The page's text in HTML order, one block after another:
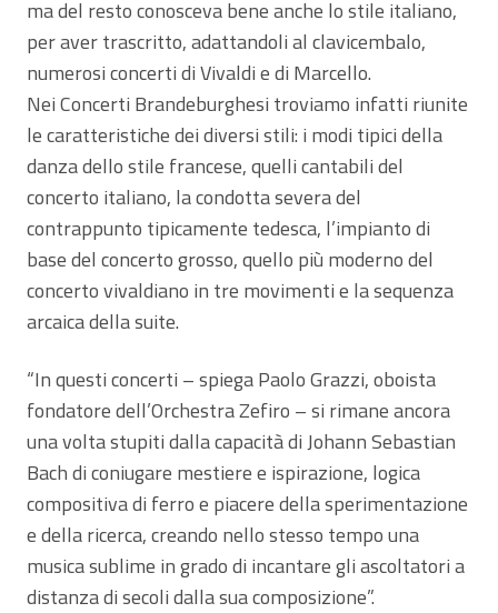
ma del resto conosceva bene anche lo stile italiano,
per aver trascritto, adattandoli al clavicembalo,
numerosi concerti di Vivaldi e di Marcello.
Nei Concerti Brandeburghesi troviamo infatti riunite
le caratteristiche dei diversi stili: i modi tipici della
danza dello stile francese, quelli cantabili del
concerto italiano, la condotta severa del
contrappunto tipicamente tedesca, l’impianto di
base del concerto grosso, quello più moderno del
concerto vivaldiano in tre movimenti e la sequenza
arcaica della suite.
“In questi concerti – spiega Paolo Grazzi, oboista
fondatore dell’Orchestra Zefiro – si rimane ancora
una volta stupiti dalla capacità di Johann Sebastian
Bach di coniugare mestiere e ispirazione, logica
compositiva di ferro e piacere della sperimentazione
e della ricerca, creando nello stesso tempo una
musica sublime in grado di incantare gli ascoltatori a
distanza di secoli dalla sua composizione”.